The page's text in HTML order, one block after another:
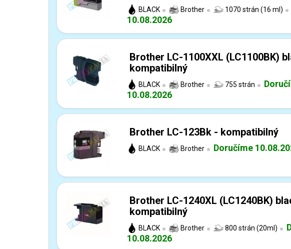
BLACK Brother 1070 strán (16 ml)
10.08.2026
Brother LC-1100XXL (LC1100BK)
kompatibilný
BLACK Brother 755 strán
10.08.2026
Brother LC-123Bk - kompatibilný
BLACK Brother Doručíme
Brother LC-1240XL (LC1240BK)
kompatibilný
BLACK Brother 800 strán (20ml)
10.08.2026